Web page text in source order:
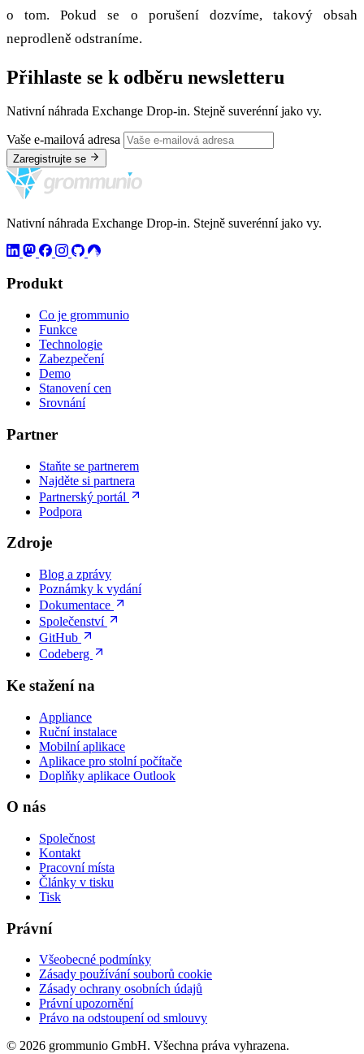
o tom. Pokud se o porušení dozvíme, takový obsah
neprodleně odstraníme.
Přihlaste se k odběru newsletteru
Nativní náhrada Exchange Drop-in. Stejně suverénní jako vy.
Vaše e-mailová adresa
Zaregistrujte se
Nativní náhrada Exchange Drop-in. Stejně suverénní jako vy.
Produkt
Co je grommunio
Funkce
Technologie
Zabezpečení
Demo
Stanovení cen
Srovnání
Partner
Staňte se partnerem
Najděte si partnera
Partnerský portál
Podpora
Zdroje
Blog a zprávy
Poznámky k vydání
Dokumentace
Společenství
GitHub
Codeberg
Ke stažení na
Appliance
Ruční instalace
Mobilní aplikace
Aplikace pro stolní počítače
Doplňky aplikace Outlook
O nás
Společnost
Kontakt
Pracovní místa
Články v tisku
Tisk
Právní
Všeobecné podmínky
Zásady používání souborů cookie
Zásady ochrany osobních údajů
Právní upozornění
Právo na odstoupení od smlouvy
© 2026 grommunio GmbH. Všechna práva vyhrazena.